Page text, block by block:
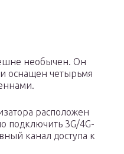
необычен. Он
оснащен четырьмя
расположен
подключить 3G/4G-
канал доступа к